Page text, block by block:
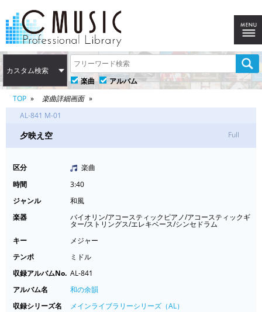
カスタム検索
楽曲
アルバム
TOP
楽曲詳細画面
AL-841 M-01
夕映え空 Full
区分
楽曲
時間
3:40
ジャンル
和風
楽器
バイオリン/アコースティックピアノ/アコースティックギ
ター/ストリングス/エレキベース/シンセドラム
キー
メジャー
テンポ
ミドル
収録アルバムNo. AL-841
アルバム名
和の余韻
収録シリーズ名
メインライブラリーシリーズ（AL）